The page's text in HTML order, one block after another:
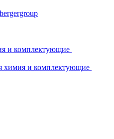
и комплектующие
химия и комплектующие